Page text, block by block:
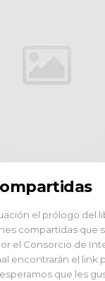
el prólogo del
compartidas que
el Consorcio de
encontrarán el link
que les